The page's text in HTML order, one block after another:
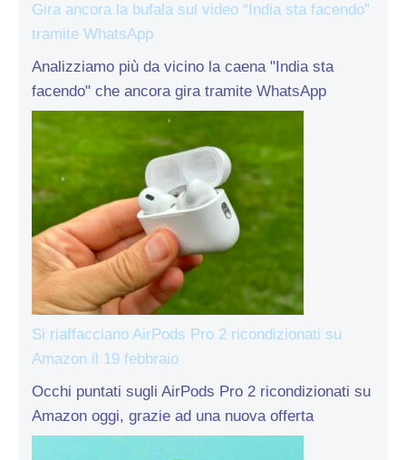
Gira ancora la bufala sul video “India sta facendo”
tramite WhatsApp
Analizziamo più da vicino la caena "India sta
facendo" che ancora gira tramite WhatsApp
Si riaffacciano AirPods Pro 2 ricondizionati su
Amazon il 19 febbraio
Occhi puntati sugli AirPods Pro 2 ricondizionati su
Amazon oggi, grazie ad una nuova offerta